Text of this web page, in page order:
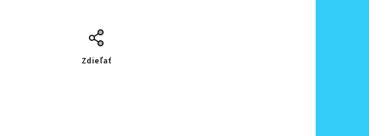
Zdieľať